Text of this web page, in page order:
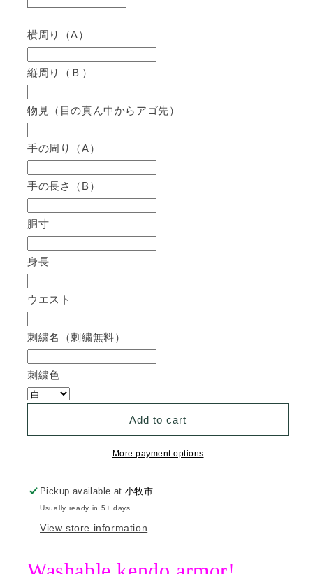
quantity
for
&quot;Vixia&quot;
Kendo
(Mitsuboshi)
quantity
(Mitsuboshi)
横周り（A）
縦周り（Ｂ）
物見（目の真ん中からアゴ先）
手の周り（A）
手の長さ（B）
胴寸
身長
ウエスト
刺繍名（刺繍無料）
刺繍色
Add to cart
More payment options
Pickup available at小牧市
Usually ready in 5+ days
View store information